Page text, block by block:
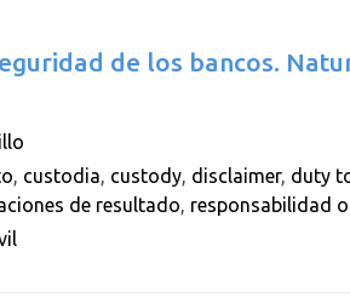
de los bancos.
, custodia, custody, disclaimer, duty
de resultado, responsabilidad